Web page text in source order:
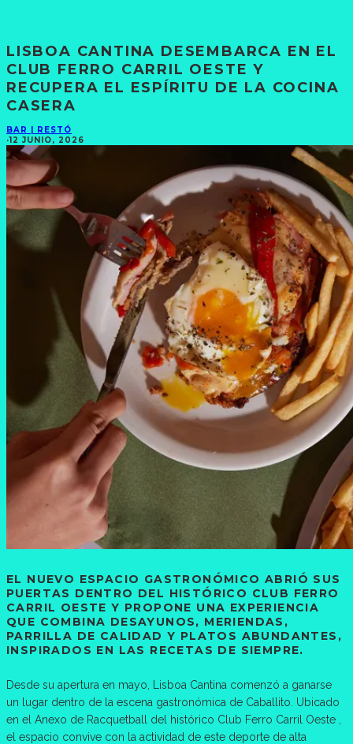
LISBOA CANTINA DESEMBARCA EN EL
CLUB FERRO CARRIL OESTE Y
RECUPERA EL ESPÍRITU DE LA COCINA
CASERA
BAR | RESTÓ
·12 JUNIO, 2026
EL NUEVO ESPACIO GASTRONÓMICO ABRIÓ SUS
PUERTAS DENTRO DEL HISTÓRICO CLUB FERRO
CARRIL OESTE Y PROPONE UNA EXPERIENCIA
QUE COMBINA DESAYUNOS, MERIENDAS,
PARRILLA DE CALIDAD Y PLATOS ABUNDANTES,
INSPIRADOS EN LAS RECETAS DE SIEMPRE.
Desde su apertura en mayo, Lisboa Cantina comenzó a ganarse
un lugar dentro de la escena gastronómica de Caballito. Ubicado
en el Anexo de Racquetball del histórico Club Ferro Carril Oeste ,
el espacio convive con la actividad de este deporte de alta